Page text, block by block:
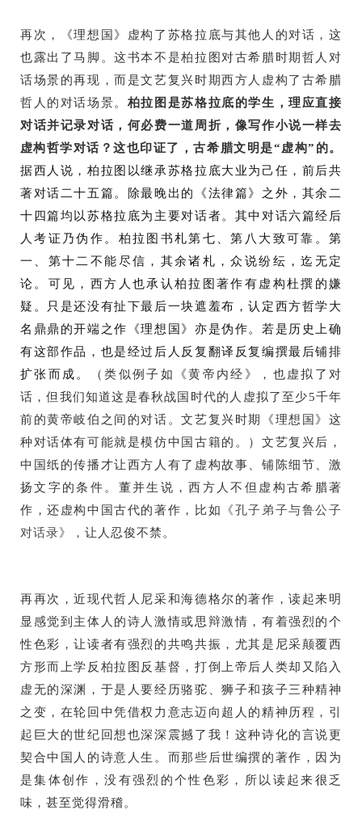
再次，《理想国》虚构了苏格拉底与其他人的对话，这
也露出了马脚。这书本不是柏拉图对古希腊时期哲人对
话场景的再现，而是文艺复兴时期西方人虚构了古希腊
哲人的对话场景。 柏拉图是苏格拉底的学生，理应直接
对话并记录对话，何必费一道周折，像写作小说一样去
虚构哲学对话？这也印证了，古希腊文明是“虚构”的。
据西人说，柏拉图以继承苏格拉底大业为己任，前后共
著对话二十五篇。除最晚出的《法律篇》之外，其余二
十四篇均以苏格拉底为主要对话者。其中对话六篇经后
人考证乃伪作。柏拉图书札第七、第八大致可靠。第
一、第十二不能尽信，其余诸札，众说纷纭，迄无定
论。可见，西方人也承认柏拉图著作有虚构杜撰的嫌
疑。只是还没有扯下最后一块遮羞布，认定西方哲学大
名鼎鼎的开端之作《理想国》亦是伪作。若是历史上确
有这部作品，也是经过后人反复翻译反复编撰最后铺排
扩张而成。
（类似例子如《黄帝内经》，也虚拟了对
话，但我们知道这是春秋战国时代的人虚拟了至少5千年
前的黄帝岐伯之间的对话。文艺复兴时期《理想国》这
种对话体有可能就是模仿中国古籍的。）文艺复兴后，
中国纸的传播才让西方人有了虚构故事、铺陈细节、激
扬文字的条件。董并生说，西方人不但虚构古希腊著
作，还虚构中国古代的著作，比如
《孔子弟子与鲁公子
对话录》， 让人忍俊不禁。
再再次，近现代哲人尼采和海德格尔的著作，读起来明
显感觉到主体人的诗人激情或思辩激情，有着强烈的个
性色彩，让读者有强烈的共鸣共振，尤其是尼采颠覆西
方形而上学反柏拉图反基督，打倒上帝后人类却又陷入
虚无的深渊，于是人要经历骆驼、狮子和孩子三种精神
之变，在轮回中凭借权力意志迈向超人的精神历程，引
起巨大的世纪回想也深深震撼了我！这种诗化的言说更
契合中国人的诗意人生。而那些后世编撰的著作，因为
是集体创作，没有强烈的个性色彩，所以读起来很乏
味，甚至觉得滑稽。